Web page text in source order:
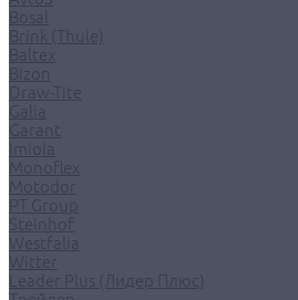
Bosal
Brink (Thule)
Baltex
Bizon
Draw-Tite
Galia
Garant
Imiola
Monoflex
Motodor
PT Group
Steinhof
Westfalia
Witter
Leader Plus (Лидер Плюс)